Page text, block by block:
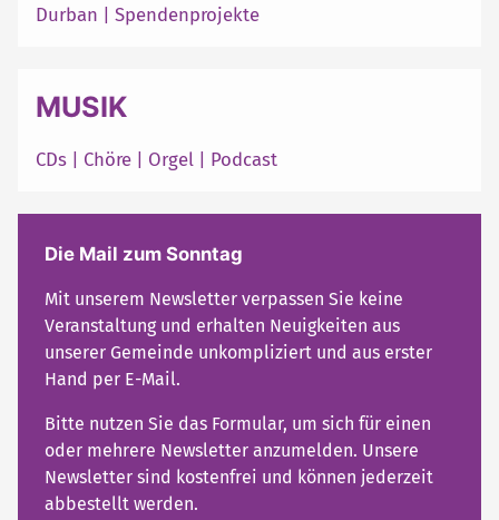
Durban
Spendenprojekte
MUSIK
CDs Chöre Orgel Podcast
Die Mail zum Sonntag
Mit unserem Newsletter verpassen Sie keine
Veranstaltung und erhalten Neuigkeiten aus
unserer Gemeinde unkompliziert und aus erster
Hand per E-Mail.
Bitte nutzen Sie das Formular, um sich für einen
oder mehrere Newsletter anzumelden. Unsere
Newsletter sind kostenfrei und können jederzeit
abbestellt werden.